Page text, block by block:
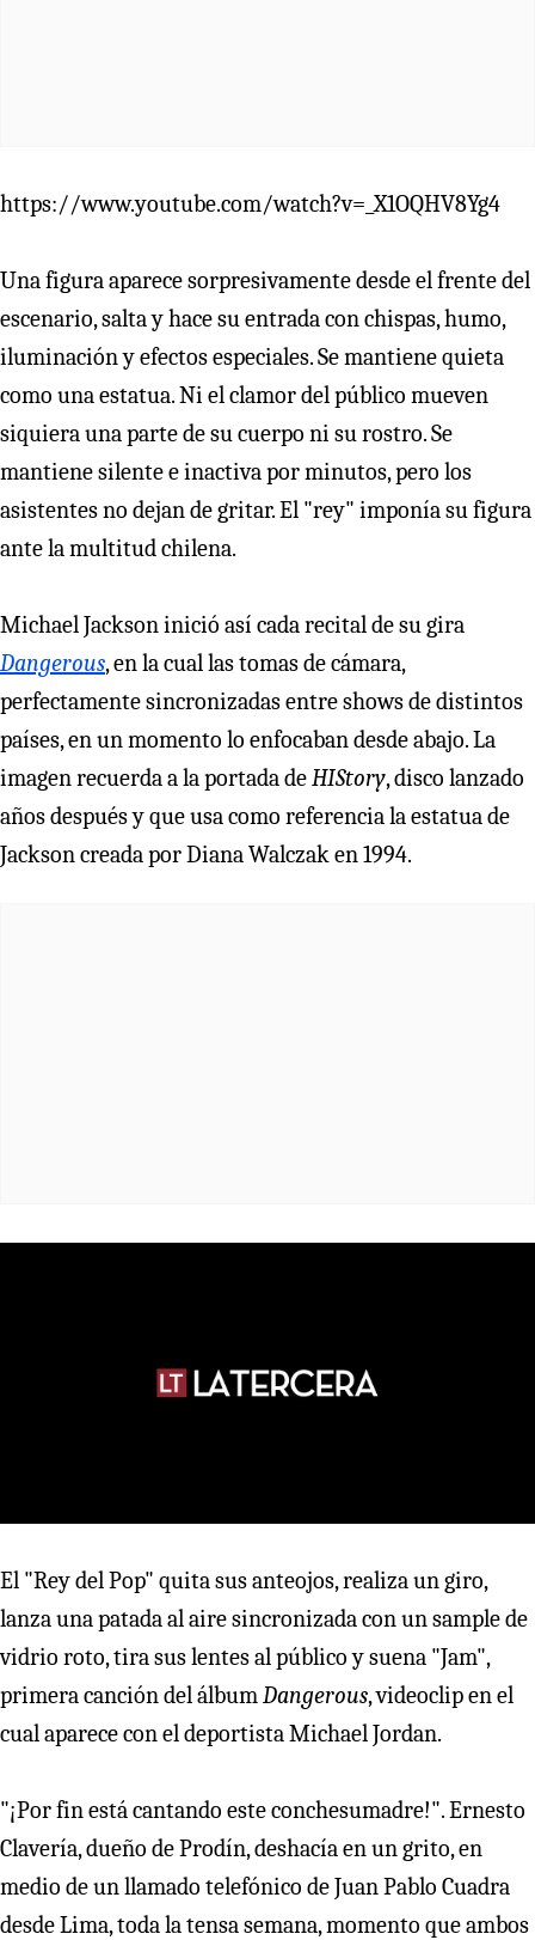
https://www.youtube.com/watch?v=_X1OQHV8Yg4
Una figura aparece sorpresivamente desde el frente del
escenario, salta y hace su entrada con chispas, humo,
iluminación y efectos especiales. Se mantiene quieta
como una estatua. Ni el clamor del público mueven
siquiera una parte de su cuerpo ni su rostro. Se
mantiene silente e inactiva por minutos, pero los
asistentes no dejan de gritar. El "rey" imponía su figura
ante la multitud chilena.
Michael Jackson inició así cada recital de su gira
Dangerous, en la cual las tomas de cámara,
perfectamente sincronizadas entre shows de distintos
países, en un momento lo enfocaban desde abajo. La
imagen recuerda a la portada de HIStory, disco lanzado
años después y que usa como referencia la estatua de
Jackson creada por Diana Walczak en 1994.
El "Rey del Pop" quita sus anteojos, realiza un giro,
lanza una patada al aire sincronizada con un sample de
vidrio roto, tira sus lentes al público y suena "Jam",
primera canción del álbumDangerous, videoclip en el
cual aparece con el deportista Michael Jordan.
"¡Por fin está cantando este conchesumadre!". Ernesto
Clavería, dueño de Prodín, deshacía en un grito, en
medio de un llamado telefónico de Juan Pablo Cuadra
desde Lima, toda la tensa semana, momento que ambos